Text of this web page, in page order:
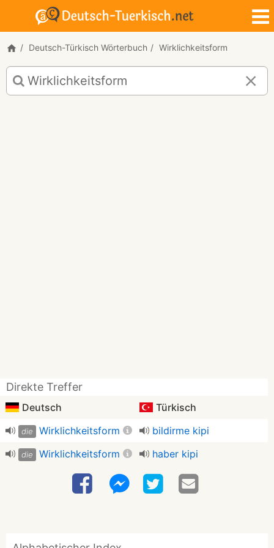
Deutsch-Türkisch Wörterbuch Wirklichkeitsform
Deutsch-
Türkisch
Übersetzung
Direkte Treffer
Deutsch Türkisch
die Wirklichkeitsform bildirme kipi
die Wirklichkeitsform haber kipi